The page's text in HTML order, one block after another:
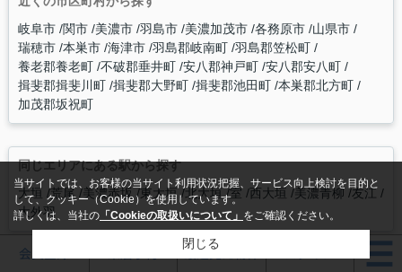
会員登録 最近見た物件
岐阜市 関市 美濃市 羽島市 美濃加茂市 各務原市 山県市
瑞穂市 本巣市 海津市 羽島郡岐南町 羽島郡笠松町
養老郡養老町 不破郡垂井町 安八郡神戸町 安八郡安八町
揖斐郡揖斐川町 揖斐郡大野町 揖斐郡池田町 本巣郡北方町
加茂郡坂祝町
同じエリアにある駅から探す
大垣 荒尾 美濃赤坂 東大垣 北大垣 室 西大垣 美濃青柳 友江
大外羽
当サイトでは、お客様の当サイト利用状況把握、サービス向上検討を目的と
して、クッキー（Cookie）を使用しています。
詳しくは、当社の 「Cookieの取扱いについて」 をご確認ください。
閉じる